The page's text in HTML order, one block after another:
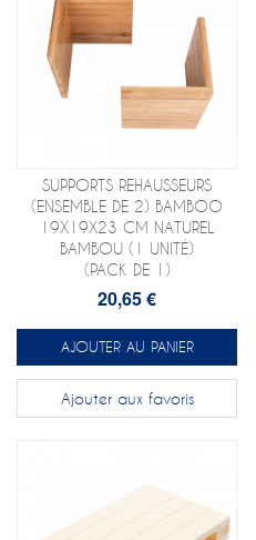
SUPPORTS REHAUSSEURS
(ENSEMBLE DE 2) BAMBOO
19X19X23 CM NATUREL
BAMBOU (1 UNITÉ)
(PACK DE 1)
20,65 €
AJOUTER AU PANIER
Ajouter aux favoris